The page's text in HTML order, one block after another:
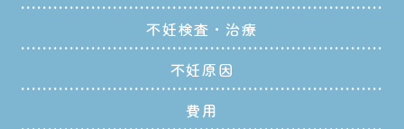
不妊検査・治療
不妊原因
費用